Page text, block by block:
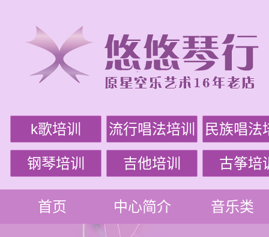
k歌培训 流行唱法培训 民族唱法
钢琴培训 吉他培训 古筝培
首页 中心简介 音乐类